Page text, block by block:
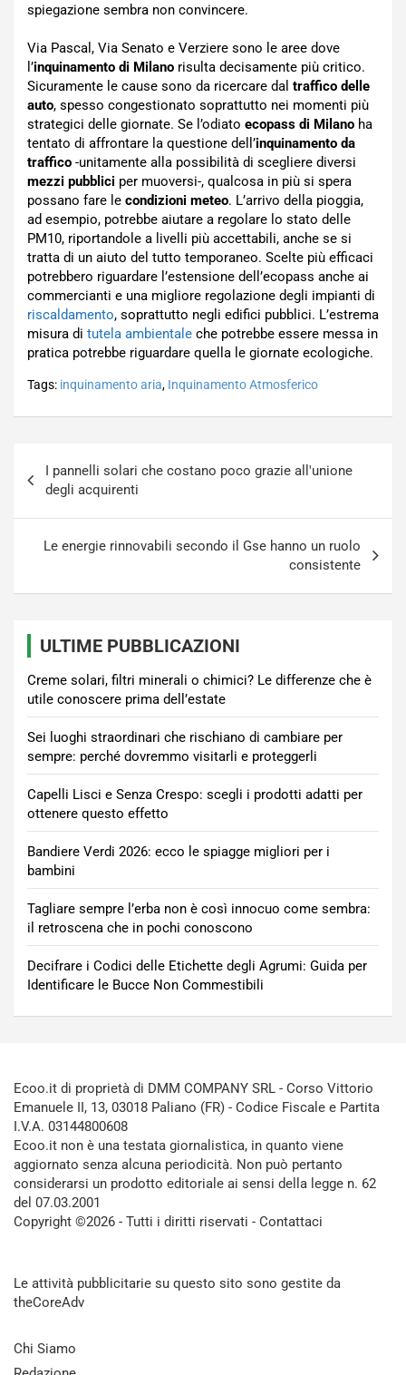
spiegazione sembra non convincere.
Via Pascal, Via Senato e Verziere sono le aree dove
l’inquinamento di Milano risulta decisamente più critico.
Sicuramente le cause sono da ricercare dal traffico delle
auto, spesso congestionato soprattutto nei momenti più
strategici delle giornate. Se l’odiato ecopass di Milano ha
tentato di affrontare la questione dell’inquinamento da
traffico -unitamente alla possibilità di scegliere diversi
mezzi pubblici per muoversi-, qualcosa in più si spera
possano fare le condizioni meteo. L’arrivo della pioggia,
ad esempio, potrebbe aiutare a regolare lo stato delle
PM10, riportandole a livelli più accettabili, anche se si
tratta di un aiuto del tutto temporaneo. Scelte più efficaci
potrebbero riguardare l’estensione dell’ecopass anche ai
commercianti e una migliore regolazione degli impianti di
riscaldamento, soprattutto negli edifici pubblici. L’estrema
misura di tutela ambientale che potrebbe essere messa in
pratica potrebbe riguardare quella le giornate ecologiche.
Tags: inquinamento aria, Inquinamento Atmosferico
articoli
I pannelli solari che costano poco grazie all'unione
degli acquirenti
Le energie rinnovabili secondo il Gse hanno un ruolo
consistente
ULTIME PUBBLICAZIONI
Creme solari, filtri minerali o chimici? Le differenze che è
utile conoscere prima dell’estate
Sei luoghi straordinari che rischiano di cambiare per
sempre: perché dovremmo visitarli e proteggerli
Capelli Lisci e Senza Crespo: scegli i prodotti adatti per
ottenere questo effetto
Bandiere Verdi 2026: ecco le spiagge migliori per i
bambini
Tagliare sempre l’erba non è così innocuo come sembra:
il retroscena che in pochi conoscono
Decifrare i Codici delle Etichette degli Agrumi: Guida per
Identificare le Bucce Non Commestibili
Ecoo.it di proprietà di DMM COMPANY SRL - Corso Vittorio
Emanuele II, 13, 03018 Paliano (FR) - Codice Fiscale e Partita
I.V.A. 03144800608
Ecoo.it non è una testata giornalistica, in quanto viene
aggiornato senza alcuna periodicità. Non può pertanto
considerarsi un prodotto editoriale ai sensi della legge n. 62
del 07.03.2001
Copyright ©2026 - Tutti i diritti riservati - Contattaci
Le attività pubblicitarie su questo sito sono gestite da
theCoreAdv
Chi Siamo